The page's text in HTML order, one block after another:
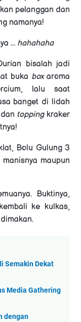
pelanggan dan
namanya!
... hahahaha
bisalah jadi
buka boxaroma
lalu saat
banget di lidah
toppingkraker
Bolu Gulung 3
maupun
Buktinya,
ke kulkas,
Semakin Dekat
Media Gathering
dengan